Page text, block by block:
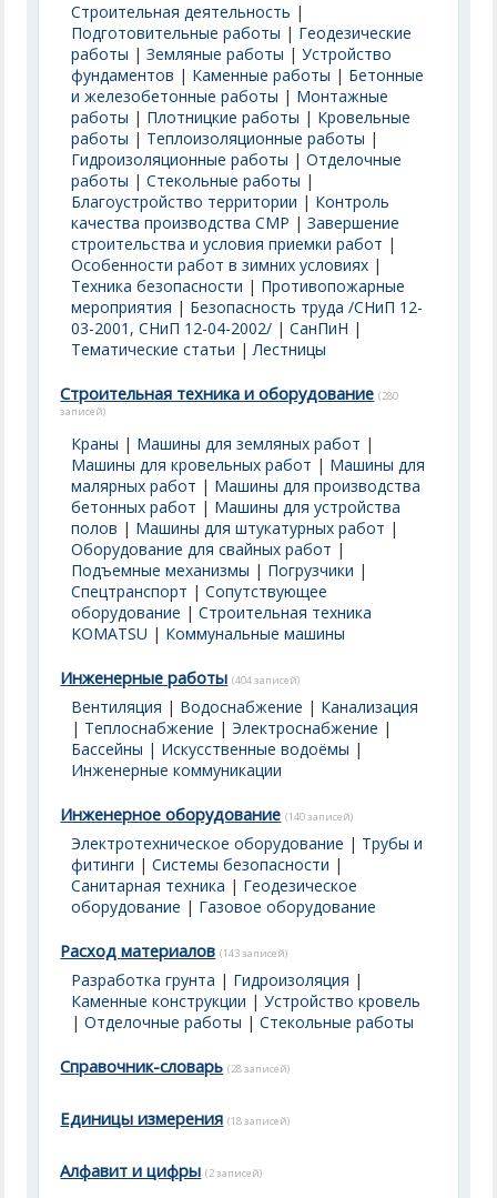
Строительная деятельность |
Подготовительные работы | Геодезические
работы |Земляные работы |Устройство
фундаментов | Каменные работы | Бетонные
и железобетонные работы | Монтажные
работы | Плотницкие работы | Кровельные
работы | Теплоизоляционные работы |
Гидроизоляционные работы |Отделочные
работы |Стекольные работы |
Благоустройство территории | Контроль
качества производства СМР |Завершение
строительства и условия приемки работ |
Особенности работ в зимних условиях |
Техника безопасности | Противопожарные
мероприятия | Безопасность труда /СНиП 12-
03-2001, СНиП 12-04-2002/ |СанПиН |
Тематические статьи |Лестницы
Строительная техника и оборудование (280
записей)
Краны | Машины для земляных работ |
Машины для кровельных работ | Машины для
малярных работ | Машины для производства
бетонных работ | Машины для устройства
полов | Машины для штукатурных работ |
Оборудование для свайных работ |
Подъемные механизмы | Погрузчики |
Спецтранспорт |Сопутствующее
оборудование |Строительная техника
KOMATSU | Коммунальные машины
Инженерные работы (404 записей)
Вентиляция | Водоснабжение | Канализация
| Теплоснабжение |Электроснабжение |
Бассейны | Искусственные водоёмы |
Инженерные коммуникации
Инженерное оборудование (140 записей)
Электротехническое оборудование | Трубы и
фитинги |Системы безопасности |
Санитарная техника | Геодезическое
оборудование | Газовое оборудование
Расход материалов (143 записей)
Разработка грунта | Гидроизоляция |
Каменные конструкции |Устройство кровель
|Отделочные работы |Стекольные работы
Справочник-словарь (28 записей)
Единицы измерения (18 записей)
Алфавит и цифры (2 записей)